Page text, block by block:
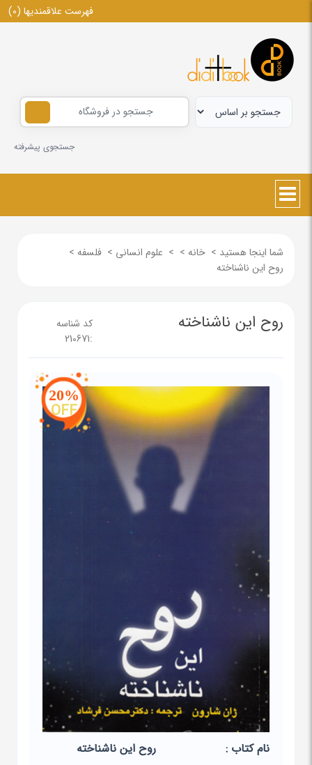
فهرست علاقمندیها (0)
جستجوی پیشرفته
شما اینجا هستید > خانه >
> علوم انسانی > فلسفه >
روح این ناشناخته
روح این ناشناخته
کد شناسه
:
210671
20%
OFF
نام کتاب :
روح این ناشناخته